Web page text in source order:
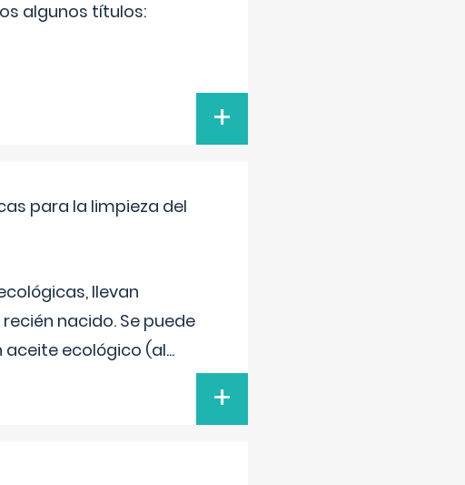
algunos títulos:
+
para la limpieza del
llevan
nacido. Se puede
aceite ecológico (al...
+